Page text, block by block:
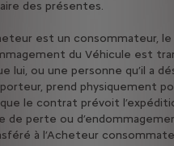
des présentes.
est un consommateur,
du Véhicule est
lui, ou une personne qu’il a
prend physiquement
le contrat prévoit
de perte ou
à l’Acheteur